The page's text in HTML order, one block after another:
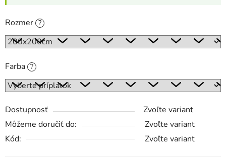
Rozmer ?
Farba ?
Dostupnosť
Zvoľte variant
Môžeme doručiť do:
Zvoľte variant
Kód:
Zvoľte variant